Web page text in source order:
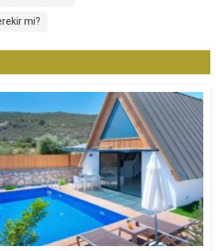
mi?